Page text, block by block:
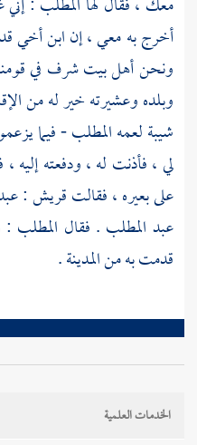
أخرج به معي ، إن ابن أخي
ونحن أهل بيت شرف في
وبلده وعشيرته خير له من
شيبةلعمهالمطلب- فيما
لي ، فأذنت له ، ودفعته إليه
على بعيره ، فقالتقريش:
عبد المطلب . فقال المطلب :
قدمت به منالمدينة.
الخدمات العلمية